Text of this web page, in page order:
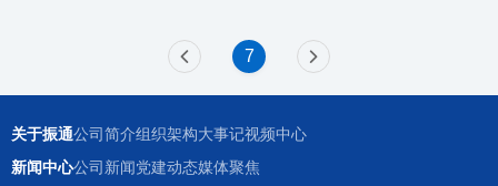
7
关于振通公司简介组织架构大事记视频中心
新闻中心公司新闻党建动态媒体聚焦